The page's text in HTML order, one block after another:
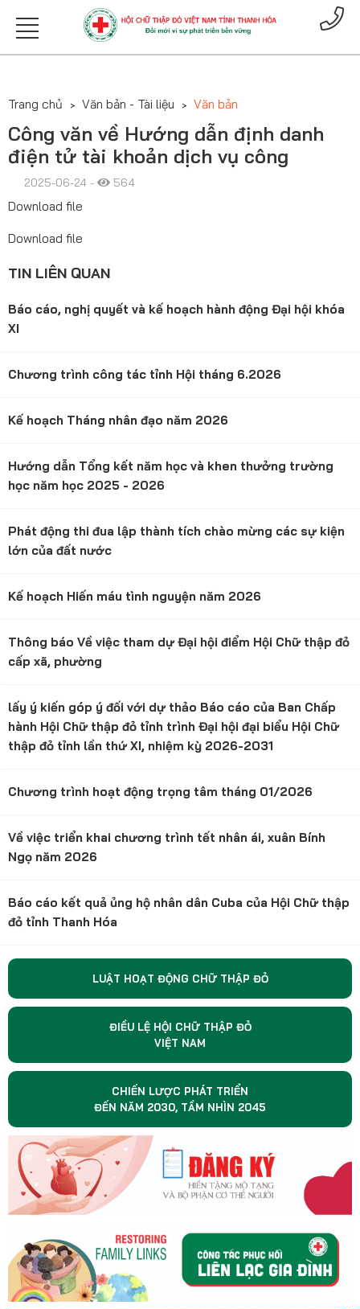
Trang chủ Văn bản - Tài liệu Văn bản
Công văn về Hướng dẫn định danh
điện tử tài khoản dịch vụ công
2025-06-24 - 564
Download file
Download file
TIN LIÊN QUAN
Báo cáo, nghị quyết và kế hoạch hành động Đại hội khóa
XI
Chương trình công tác tỉnh Hội tháng 6.2026
Kế hoạch Tháng nhân đạo năm 2026
Hướng dẫn Tổng kết năm học và khen thưởng trường
học năm học 2025 - 2026
Phát động thi đua lập thành tích chào mừng các sự kiện
lớn của đất nước
Kế hoạch Hiến máu tình nguyện năm 2026
Thông báo Về việc tham dự Đại hội điểm Hội Chữ thập đỏ
cấp xã, phường
lấy ý kiến góp ý đối với dự thảo Báo cáo của Ban Chấp
hành Hội Chữ thập đỏ tỉnh trình Đại hội đại biểu Hội Chữ
thập đỏ tỉnh lần thứ XI, nhiệm kỳ 2026-2031
Chương trình hoạt động trọng tâm tháng 01/2026
Về việc triển khai chương trình tết nhân ái, xuân Bính
Ngọ năm 2026
Báo cáo kết quả ủng hộ nhân dân Cuba của Hội Chữ thập
đỏ tỉnh Thanh Hóa
LUẬT HOẠT ĐỘNG CHỮ THẬP ĐỎ
ĐIỀU LỆ HỘI CHỮ THẬP ĐỎ
VIỆT NAM
CHIẾN LƯỢC PHÁT TRIỂN
ĐẾN NĂM 2030, TẦM NHÌN 2045